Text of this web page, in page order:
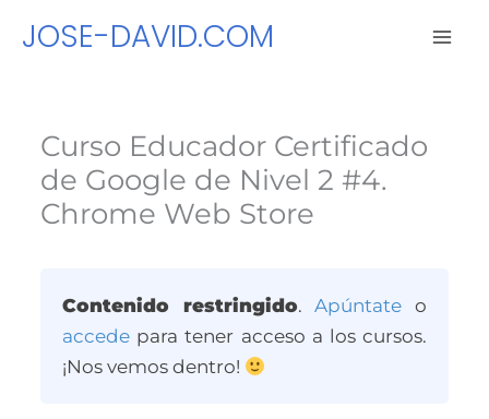
JOSE-DAVID.COM
Curso Educador Certificado
de Google de Nivel 2 #4.
Chrome Web Store
Contenido restringido.Apúntate o
accede para tener acceso a los cursos.
¡Nos vemos dentro!